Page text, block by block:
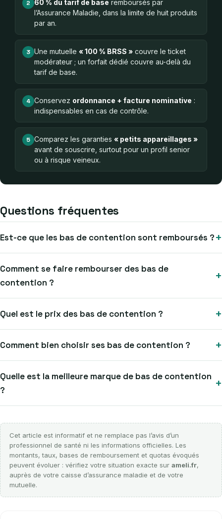
2 60 % du tarif de base remboursés par
l’Assurance Maladie, dans la limite de huit produits
par an.
3 Une mutuelle « 100 % BRSS » couvre le ticket
modérateur ; un forfait dédié couvre au-delà du
tarif de base.
4 Conservez ordonnance + facture nominative :
indispensables en cas de contrôle.
5 Comparez les garanties « petits appareillages »
avant de souscrire, surtout pour un profil senior
ou à risque veineux.
Questions fréquentes
Est-ce que les bas de contention sont remboursés ?+
Comment se faire rembourser des bas de
contention ?
+
Quel est le prix des bas de contention ? +
Comment bien choisir ses bas de contention ? +
Quelle est la meilleure marque de bas de contention
?
+
Cet article est informatif et ne remplace pas l’avis d’un
professionnel de santé ni les informations officielles. Les
montants, taux, bases de remboursement et quotas évoqués
peuvent évoluer : vérifiez votre situation exacte sur ameli.fr,
auprès de votre caisse d’assurance maladie et de votre
mutuelle.